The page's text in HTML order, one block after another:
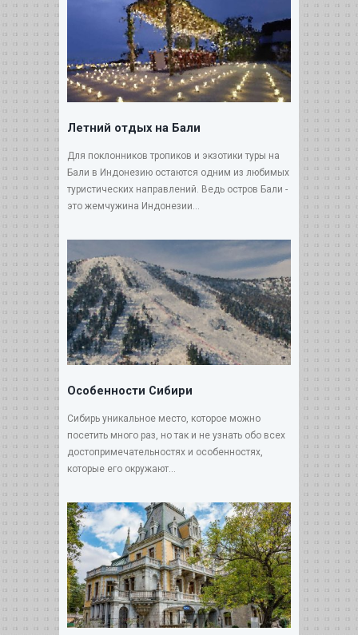
Летний отдых на Бали
Для поклонников тропиков и экзотики туры на
Бали в Индонезию остаются одним из любимых
туристических направлений. Ведь остров Бали -
это жемчужина Индонезии...
Особенности Сибири
Сибирь уникальное место, которое можно
посетить много раз, но так и не узнать обо всех
достопримечательностях и особенностях,
которые его окружают...